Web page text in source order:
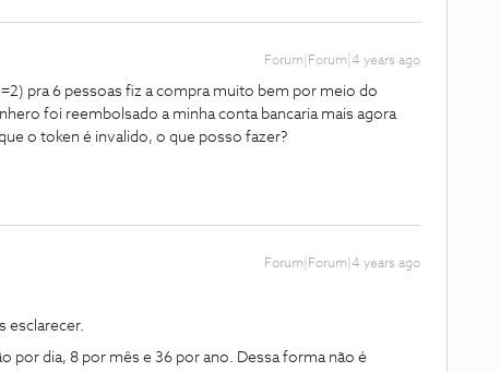
Forum|Forum|4 years ago
pra 6 pessoas fiz a compra muito bem por meio do
foi reembolsado a minha conta bancaria mais agora
o token é invalido, o que posso fazer?
Forum|Forum|4 years ago
esclarecer.
por dia, 8 por mês e 36 por ano. Dessa forma não é